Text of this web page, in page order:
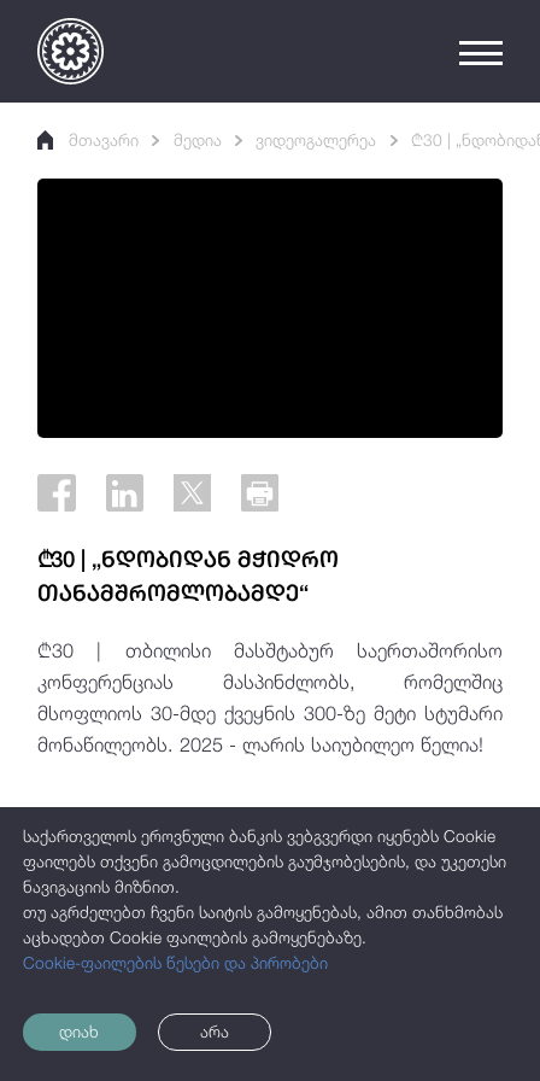
მთავარი მედია ვიდეოგალერეა ₾30 |
₾30 | „ნდობიდან მჭიდრო
თანამშრომლობამდე“
₾30 | თბილისი მასშტაბურ საერთაშორისო
კონფერენციას მასპინძლობს, რომელშიც
მსოფლიოს 30-მდე ქვეყნის 300-ზე მეტი სტუმარი
მონაწილეობს. 2025 - ლარის საიუბილეო წელია!
საქართველოს ეროვნული ბანკის ვებგვერდი იყენებს Cookie
ფაილებს თქვენი გამოცდილების გაუმჯობესების, და უკეთესი
ნავიგაციის მიზნით.
თუ აგრძელებთ ჩვენი საიტის გამოყენებას, ამით თანხმობას
აცხადებთ Cookie ფაილების გამოყენებაზე.
Cookie-ფაილების წესები და პირობები
დიახ არა